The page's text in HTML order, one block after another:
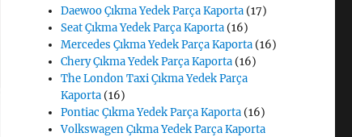
Daewoo Çıkma Yedek Parça Kaporta (17)
Seat Çıkma Yedek Parça Kaporta (16)
Mercedes Çıkma Yedek Parça Kaporta (16)
Chery Çıkma Yedek Parça Kaporta (16)
The London Taxi Çıkma Yedek Parça
Kaporta (16)
Pontiac Çıkma Yedek Parça Kaporta (16)
Volkswagen Çıkma Yedek Parça Kaporta